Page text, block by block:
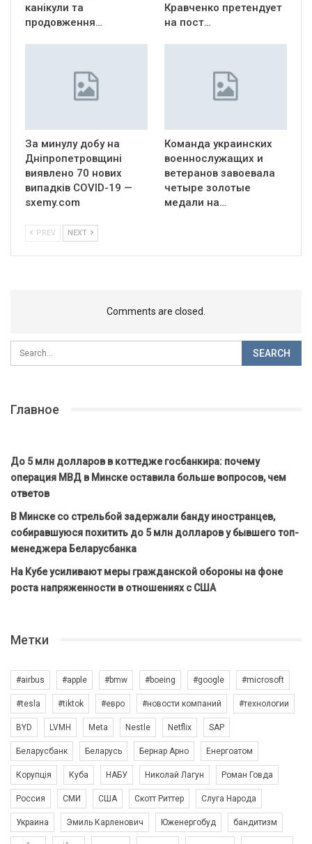
канікули та
продовження…
Кравченко претендует
на пост…
За минулу добу на
Дніпропетровщині
виявлено 70 нових
випадків COVID-19 —
sxemy.com
Команда украинских
военнослужащих и
ветеранов завоевала
четыре золотые
медали на…
PREV NEXT
Comments are closed.
Главное
До 5 млн долларов в коттедже госбанкира: почему
операция МВД в Минске оставила больше вопросов, чем
ответов
В Минске со стрельбой задержали банду иностранцев,
собиравшуюся похитить до 5 млн долларов у бывшего топ-
менеджера Беларусбанка
На Кубе усиливают меры гражданской обороны на фоне
роста напряженности в отношениях с США
Метки
#airbus #apple #bmw #boeing #google #microsoft
#tesla #tiktok #евро #новости компаний #технологии
BYD LVMH Meta Nestle Netflix SAP
Беларусбанк Беларусь Бернар Арно Енергоатом
Корупція Куба НАБУ Николай Лагун Роман Говда
Россия СМИ США Скотт Риттер Слуга Народа
Украина Эмиль Карленович Юженергобуд бандитизм